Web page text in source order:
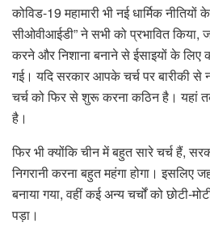
कोविड-19 महामारी भी नई धार्मिक
सीओवीआईडी” ने सभी को प्रभावित
करने और निशाना बनाने से ईसाइयों के
गई। यदि सरकार आपके चर्च पर बारीकी से
चर्च को फिर से शुरू करना कठिन है। यहां
है।
फिर भी क्योंकि चीन में बहुत सारे चर्च हैं,
निगरानी करना बहुत महंगा होगा। इसलिए
बनाया गया, वहीं कई अन्य चर्चों को छोटी-
पड़ा।